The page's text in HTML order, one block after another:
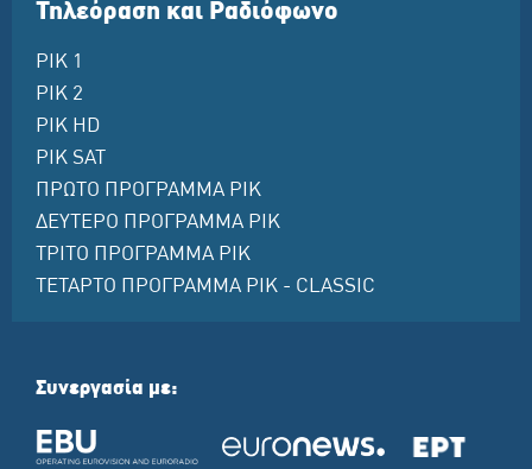
Τηλεόραση και Ραδιόφωνο
ΡΙΚ 1
ΡΙΚ 2
ΡΙΚ HD
ΡΙΚ SAT
ΠΡΩΤΟ ΠΡΟΓΡΑΜΜΑ ΡΙΚ
ΔΕΥΤΕΡΟ ΠΡΟΓΡΑΜΜΑ ΡΙΚ
ΤΡΙΤΟ ΠΡΟΓΡΑΜΜΑ ΡΙΚ
ΤΕΤΑΡΤΟ ΠΡΟΓΡΑΜΜΑ ΡΙΚ - CLASSIC
Συνεργασία με: